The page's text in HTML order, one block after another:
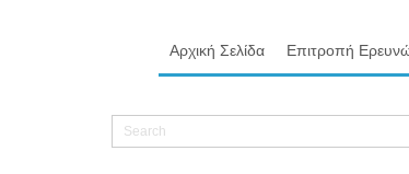
Αρχική Σελίδα Επιτροπή